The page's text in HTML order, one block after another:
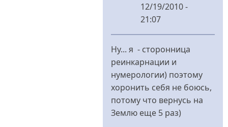
12/19/2010 -
21:07
У
Это
точно
никто.Хоронить
від
Ну... я - сторонница
реинкарнации и
нумерологии) поэтому
хоронить себя не боюсь,
потому что вернусь на
Землю еще 5 раз)